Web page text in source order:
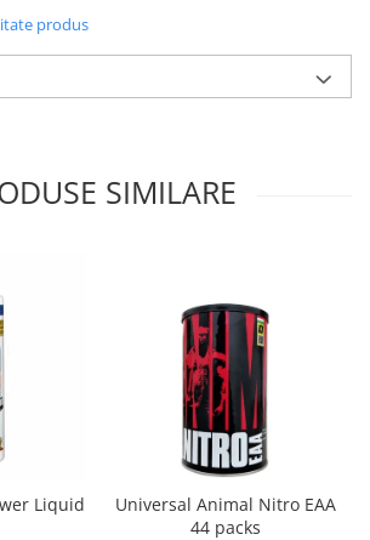
produs
SIMILARE
Liquid
Universal Animal Nitro EAA
44 packs